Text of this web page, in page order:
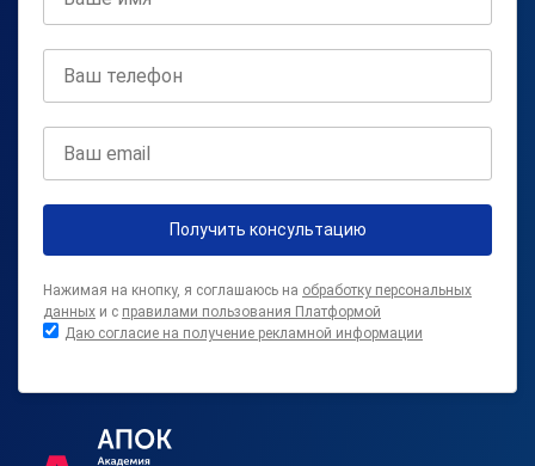
Получить консультацию
Нажимая на кнопку, я соглашаюсь на обработку персональных
данных и с правилами пользования Платформой
Даю согласие на получение рекламной информации